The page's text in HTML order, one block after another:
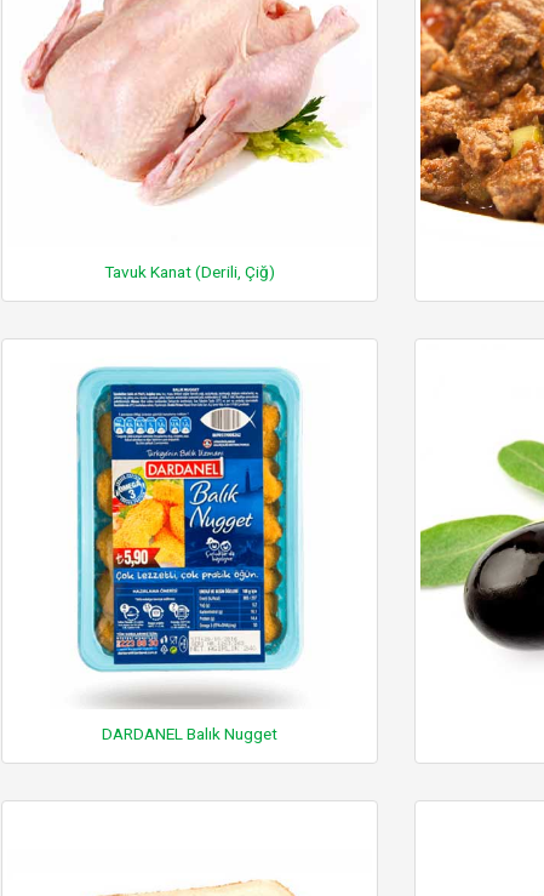
Tavuk Kanat (Derili, Çiğ)
DARDANEL Balık Nugget